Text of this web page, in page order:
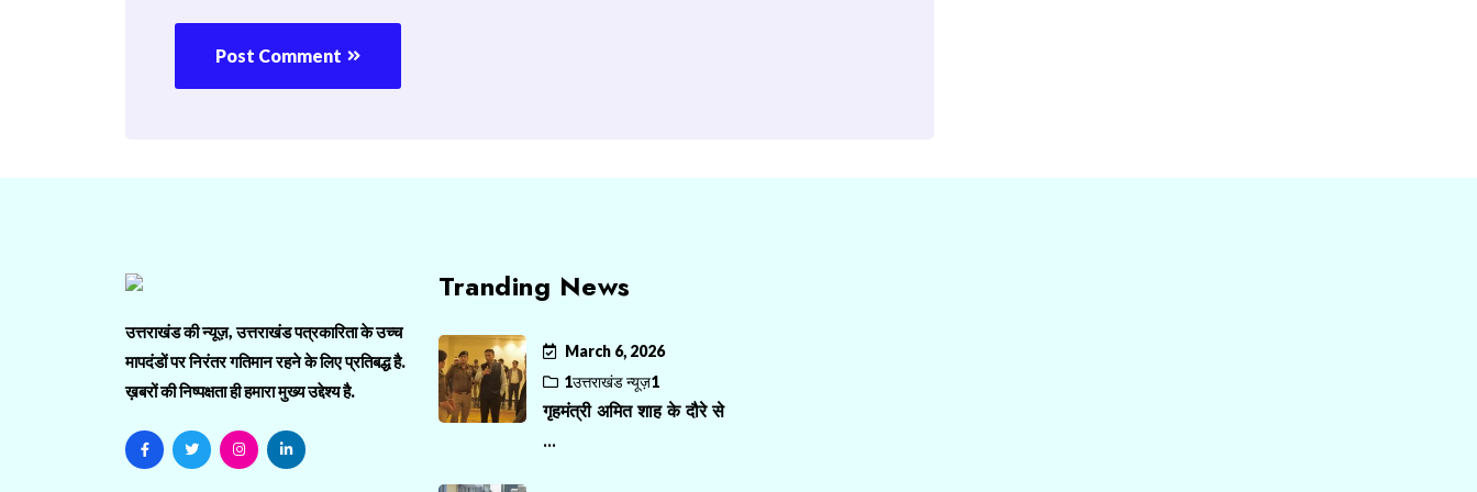
Post Comment
उत्तराखंड की न्यूज़, उत्तराखंड पत्रकारिता के उच्च
मापदंडों पर निरंतर गतिमान रहने के लिए प्रतिबद्ध है.
ख़बरों की निष्पक्षता ही हमारा मुख्य उद्देश्य है.
Tranding News
March 6, 2026
1उत्तराखंड न्यूज़1
गृहमंत्री अमित शाह के दौरे से
...